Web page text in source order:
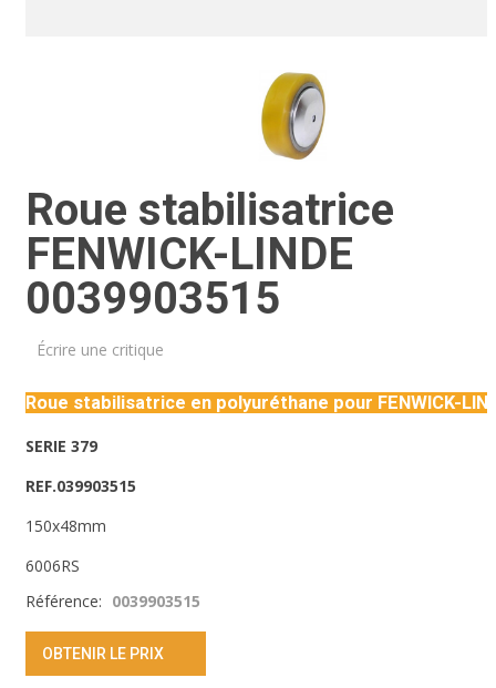
Roue stabilisatrice
FENWICK-LINDE
0039903515
Écrire une critique
Roue stabilisatrice en polyuréthane pour FENWICK-
SERIE 379
REF.039903515
150x48mm
6006RS
Référence: 0039903515
OBTENIR LE PRIX